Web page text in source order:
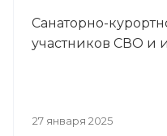
Санаторно-
участников СВО и
27 января 2025